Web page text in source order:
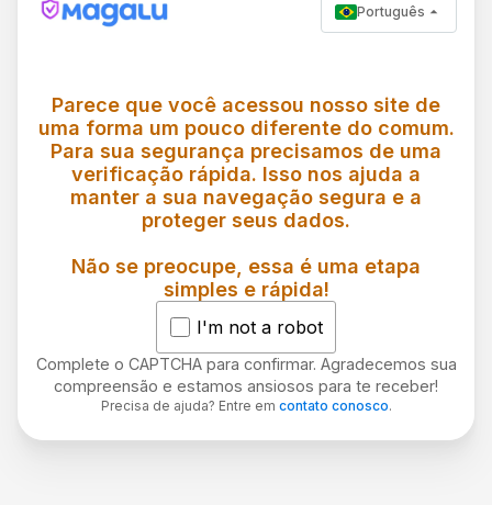
Português
Parece que você acessou nosso site de
uma forma um pouco diferente do comum.
Para sua segurança precisamos de uma
verificação rápida. Isso nos ajuda a
manter a sua navegação segura e a
proteger seus dados.
Não se preocupe, essa é uma etapa
simples e rápida!
I'm not a robot
Complete o CAPTCHA para confirmar. Agradecemos sua
compreensão e estamos ansiosos para te receber!
Precisa de ajuda? Entre em contato conosco.